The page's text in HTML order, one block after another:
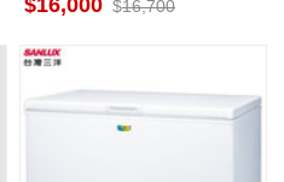
16,000 16,700